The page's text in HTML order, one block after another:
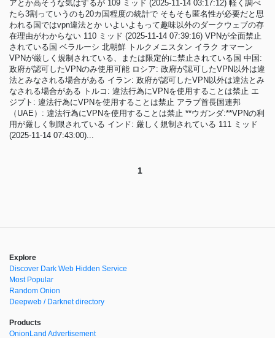
アとか高そうな気はするが 109 ミッド (2025-11-14 03:17:12) 軽く調べ
たら3割っていうのも20カ国程度の統計で そもそも匿名性が必要だと思
われる国ではvpn違法とか いよいよもって趣味以外のダークウェブの存
在理由がわからない 110 ミッド (2025-11-14 07:39:16) VPNが全面禁止
されている国 ベラルーシ 北朝鮮 トルクメニスタン イラク オマーン
VPNが厳しく規制されている、または限定的に禁止されている国 中国:
政府が認可したVPNのみ使用可能 ロシア: 政府が認可したVPN以外は違
法とみなされる場合がある イラン: 政府が認可したVPN以外は違法とみ
なされる場合がある トルコ: 違法行為にVPNを使用することは禁止 エ
ジプト: 違法行為にVPNを使用することは禁止 アラブ首長国連邦
（UAE）: 違法行為にVPNを使用することは禁止 **ウガンダ:**VPNの利
用が厳しく制限されている インド: 厳しく規制されている 111 ミッド
(2025-11-14 07:43:00)...
1
Explore
Discover Dark Web Hidden Service
Most Popular
Random Onion
Deepweb / Darknet directory
Products
OnionLand Advertisement